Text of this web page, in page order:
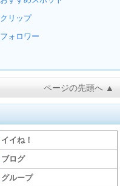
クリップ
フォロワー
ページの先頭へ ▲
イイね！
ブログ
グループ